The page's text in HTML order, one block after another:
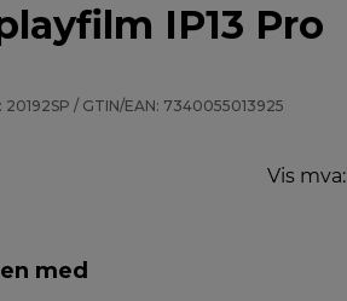
IP13 Pro
/ GTIN/EAN: 7340055013925
Vis mva:
med